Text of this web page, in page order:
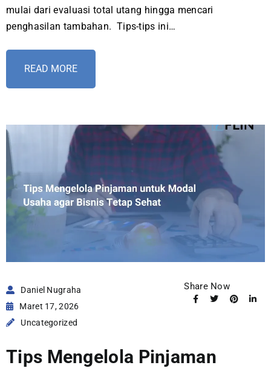
mulai dari evaluasi total utang hingga mencari
penghasilan tambahan. Tips-tips ini…
READ MORE
Daniel Nugraha
Maret 17, 2026
Uncategorized
Share Now
Tips Mengelola Pinjaman